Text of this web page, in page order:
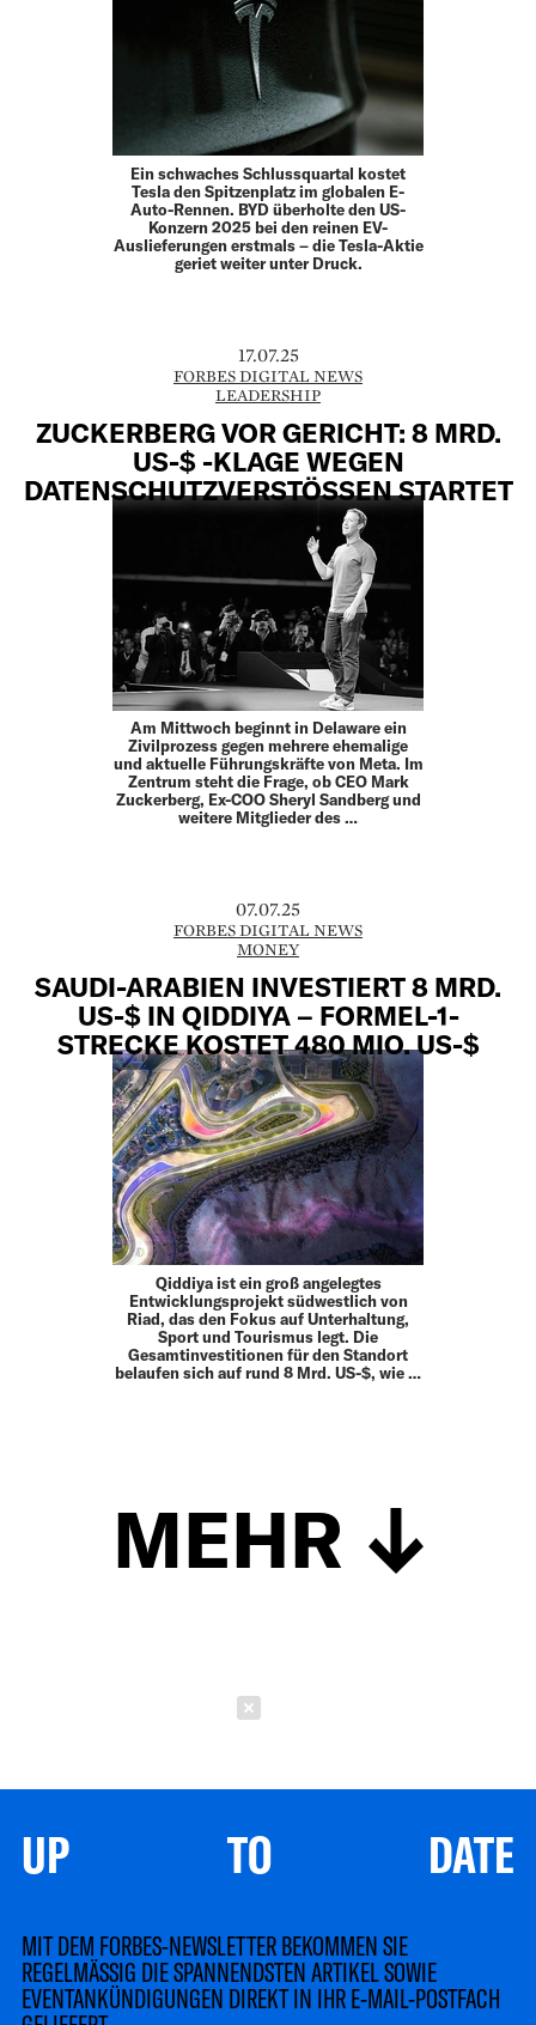
Ein schwaches Schlussquartal kostet
Tesla den Spitzenplatz im globalen E-
Auto-Rennen. BYD überholte den US-
Konzern 2025 bei den reinen EV-
Auslieferungen erstmals – die Tesla-Aktie
geriet weiter unter Druck.
17.07.25
FORBES DIGITAL NEWS
LEADERSHIP
ZUCKERBERG VOR GERICHT: 8 MRD.
US-$ -KLAGE WEGEN
DATENSCHUTZVERSTÖSSEN STARTET
Am Mittwoch beginnt in Delaware ein
Zivilprozess gegen mehrere ehemalige
und aktuelle Führungskräfte von Meta. Im
Zentrum steht die Frage, ob CEO Mark
Zuckerberg, Ex-COO Sheryl Sandberg und
weitere Mitglieder des …
07.07.25
FORBES DIGITAL NEWS
MONEY
SAUDI-ARABIEN INVESTIERT 8 MRD.
US-$ IN QIDDIYA – FORMEL-1-
STRECKE KOSTET 480 MIO. US-$
Qiddiya ist ein groß angelegtes
Entwicklungsprojekt südwestlich von
Riad, das den Fokus auf Unterhaltung,
Sport und Tourismus legt. Die
Gesamtinvestitionen für den Standort
belaufen sich auf rund 8 Mrd. US-$, wie …
MEHR
UP TO DATE
MIT DEM FORBES-NEWSLETTER BEKOMMEN SIE
REGELMÄSSIG DIE SPANNENDSTEN ARTIKEL SOWIE
EVENTANKÜNDIGUNGEN DIREKT IN IHR E-MAIL-POSTFACH